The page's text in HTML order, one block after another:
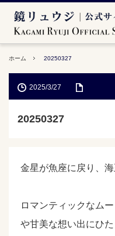
ホーム 20250327
2025/3/27
20250327
金星が魚座に戻り、海
ロマンティックなム
や甘美な想い出にひ